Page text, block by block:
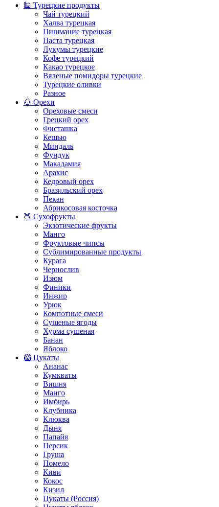
🕌 Турецкие продукты
Чай турецкий
Халва турецкая
Пишмание турецкая
Паста турецкая
Лукумы турецкие
Кофе турецкий
Какао турецкое
Вяленые помидоры турецкие
Турецкие оливки
Разное
🌰 Орехи
Ореховые смеси
Грецкий орех
Фисташка
Кешью
Миндаль
Фундук
Макадамия
Арахис
Кедровый орех
Бразильский орех
Пекан
Абрикосовая косточка
🍑 Сухофрукты
Экзотические фрукты
Манго
Фруктовые чипсы
Сублимированные продукты
Курага
Чернослив
Изюм
Финики
Инжир
Урюк
Компотные смеси
Сушеные ягоды
Хурма сушеная
Банан
Яблоко
🥝 Цукаты
Ананас
Кумкваты
Вишня
Манго
Имбирь
Клубника
Клюква
Дыня
Папайя
Персик
Груша
Помело
Киви
Кокос
Кизил
Цукаты (Россия)